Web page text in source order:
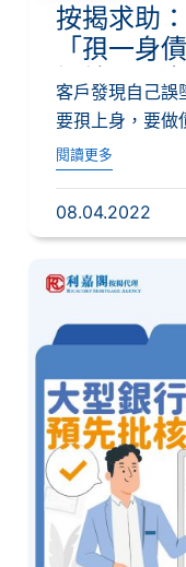
按揭求助
「孭一身
訂結局！
客戶發現自己誤
要孭上身，要做
但早前...
閱讀更多
08.04.2022